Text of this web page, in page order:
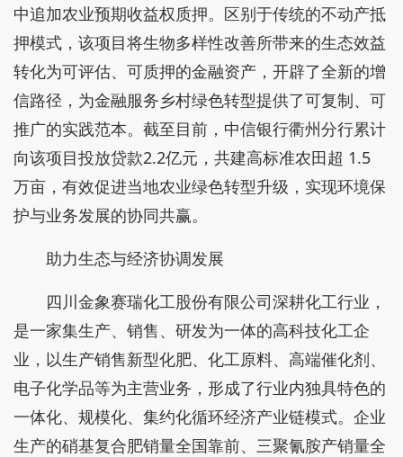
中追加农业预期收益权质押。区别于传统的不动产抵
押模式，该项目将生物多样性改善所带来的生态效益
转化为可评估、可质押的金融资产，开辟了全新的增
信路径，为金融服务乡村绿色转型提供了可复制、可
推广的实践范本。截至目前，中信银行衢州分行累计
向该项目投放贷款2.2亿元，共建高标准农田超 1.5
万亩，有效促进当地农业绿色转型升级，实现环境保
护与业务发展的协同共赢。
助力生态与经济协调发展
四川金象赛瑞化工股份有限公司深耕化工行业，
是一家集生产、销售、研发为一体的高科技化工企
业，以生产销售新型化肥、化工原料、高端催化剂、
电子化学品等为主营业务，形成了行业内独具特色的
一体化、规模化、集约化循环经济产业链模式。企业
生产的硝基复合肥销量全国靠前、三聚氰胺产销量全